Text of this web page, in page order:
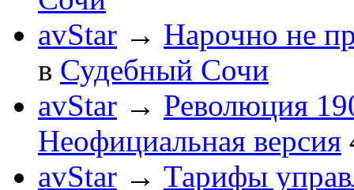
avStar → Нарочно не
в Судебный Сочи
avStar → Революция
Неофициальная версия
avStar → Тарифы